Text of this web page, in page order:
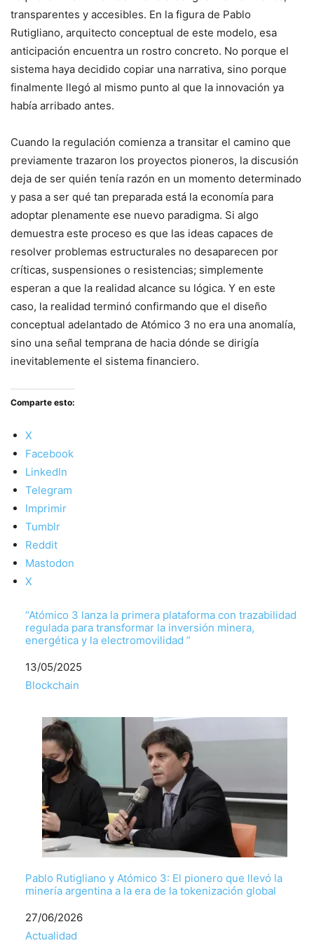
transparentes y accesibles. En la figura de Pablo
Rutigliano, arquitecto conceptual de este modelo, esa
anticipación encuentra un rostro concreto. No porque el
sistema haya decidido copiar una narrativa, sino porque
finalmente llegó al mismo punto al que la innovación ya
había arribado antes.
Cuando la regulación comienza a transitar el camino que
previamente trazaron los proyectos pioneros, la discusión
deja de ser quién tenía razón en un momento determinado
y pasa a ser qué tan preparada está la economía para
adoptar plenamente ese nuevo paradigma. Si algo
demuestra este proceso es que las ideas capaces de
resolver problemas estructurales no desaparecen por
críticas, suspensiones o resistencias; simplemente
esperan a que la realidad alcance su lógica. Y en este
caso, la realidad terminó confirmando que el diseño
conceptual adelantado de Atómico 3 no era una anomalía,
sino una señal temprana de hacia dónde se dirigía
inevitablemente el sistema financiero.
Comparte esto:
X
Facebook
LinkedIn
Telegram
Imprimir
Tumblr
Reddit
Mastodon
X
“Atómico 3 lanza la primera plataforma con trazabilidad
regulada para transformar la inversión minera,
energética y la electromovilidad ”
Fecha
13/05/2025
Respecto a
Blockchain
Pablo Rutigliano y Atómico 3: El pionero que llevó la
minería argentina a la era de la tokenización global
Fecha
27/06/2026
Respecto a
Actualidad